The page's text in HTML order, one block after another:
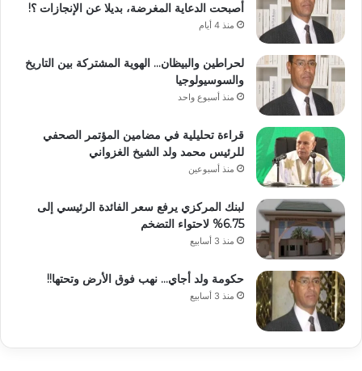
أصبحت الدعاية المغرضة، بديلا عن الإنجازات ؟!
منذ 4 أيام
لحراطين والبيظان… الهوية المشتركة بين التاريخ
والسوسيولوجيا
منذ أسبوع واحد
قراءة تحليلية في مضامين المؤتمر الصحفي
للرئيس محمد ولد الشيخ الغزواني
منذ أسبوعين
لبنك المركزي يرفع سعر الفائدة الرئيسي إلى
6.75% لاحتواء التضخم
منذ 3 أسابيع
حكومة ولد أجاي… نهب فوق الأرض وتحتها!!
منذ 3 أسابيع